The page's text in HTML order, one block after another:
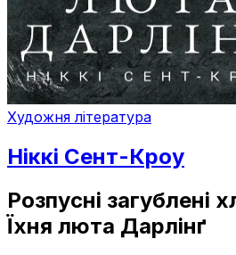
Художня література
Ніккі Сент-Кроу
Розпусні загублені
Їхня люта Дарлінґ